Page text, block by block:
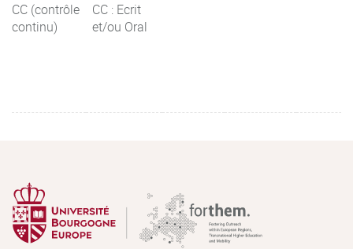
CC (contrôle
continu)
CC : Ecrit
et/ou Oral